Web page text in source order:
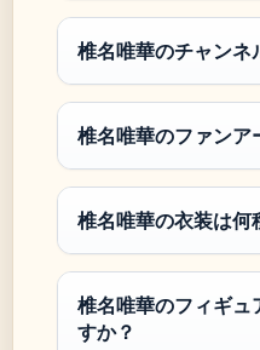
椎名唯華のチャンネ
椎名唯華のファンア
椎名唯華の衣装は何
椎名唯華のフィギュ
すか？